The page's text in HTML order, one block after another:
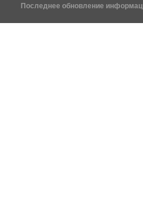
Последнее обновление